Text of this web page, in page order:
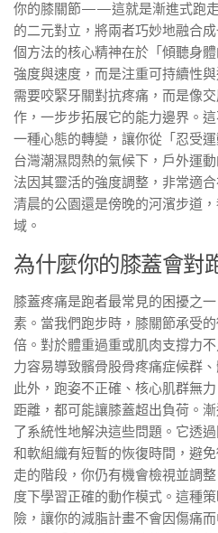
你的膝關節——這就是漸進式跑走
的二元對立，將兩者巧妙地融合
個方法的核心精神在於「傾聽身
強度與速度，而是注重可持續性
需要咬緊牙關對抗疼痛，而是像
作，一步步拓展它的能力邊界。
一種心態的轉變，讓你從「忍受
台灣潮濕悶熱的氣候下，戶外運
法因其靈活的強度調整，非常適
清晨的公園還是傍晚的河濱步道
域。
為什麼你的膝蓋會對
膝蓋疼痛是跑者最常見的困擾之
素。當我們跑步時，膝關節承受
倍。對於體重過重或肌肉支撐力
力容易導致髕骨股骨疼痛症候群
此外，跑姿不正確、核心肌群無
距離，都可能讓膝蓋超出負荷。
了系統性地解決這些問題。它透
和軟組織有短暫的恢復時間，避
走的階段，你仍有機會檢視並調
度下學習正確的動作模式。這種
險，讓你的減脂計畫不會因傷痛